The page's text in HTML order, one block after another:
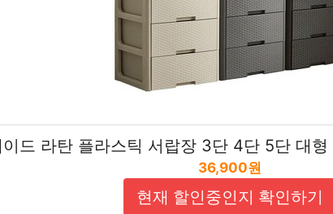
이드 라탄 플라스틱 서랍장 3단 4단 5단 대형
36,900원
현재 할인중인지 확인하기